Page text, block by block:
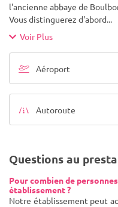
l'ancienne abbaye de
Vous distinguerez d'abord...
Voir Plus
Aéroport
Autoroute
Questions au
Pour combien de
établissement ?
Notre établissement peut